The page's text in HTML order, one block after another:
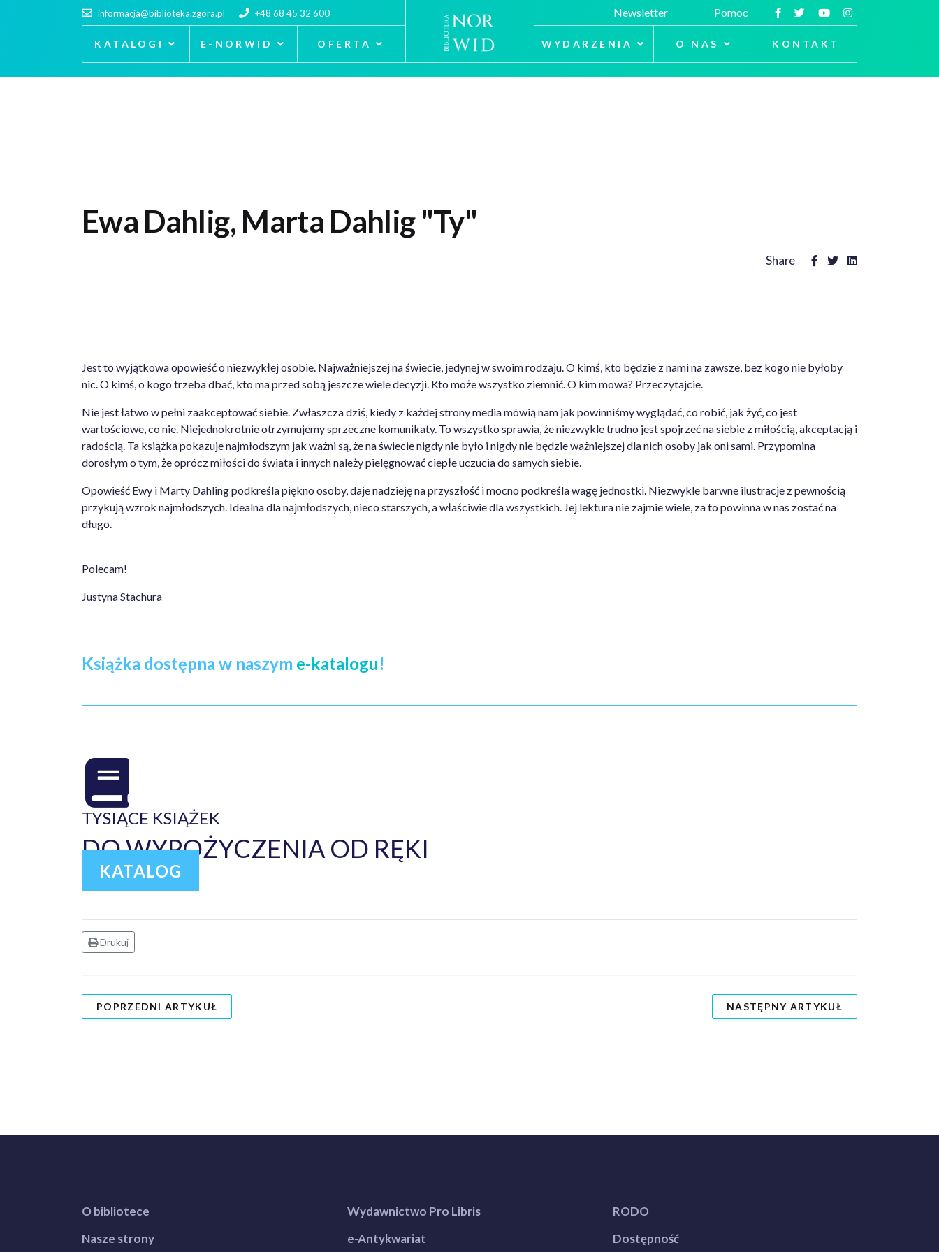
informacja@biblioteka.zgora.pl +48 68 45 32 600
KATALOGI E-NORWID OFERTA
Newsletter Pomoc
WYDARZENIA O NAS KONTAKT
Ewa Dahlig, Marta Dahlig "Ty"
Share
Jest to wyjątkowa opowieść o niezwykłej osobie. Najważniejszej na świecie, jedynej w swoim rodzaju. O kimś, kto będzie z nami na zawsze, bez kogo nie byłoby
nic. O kimś, o kogo trzeba dbać, kto ma przed sobą jeszcze wiele decyzji. Kto może wszystko ziemnić. O kim mowa? Przeczytajcie.
Nie jest łatwo w pełni zaakceptować siebie. Zwłaszcza dziś, kiedy z każdej strony media mówią nam jak powinniśmy wyglądać, co robić, jak żyć, co jest
wartościowe, co nie. Niejednokrotnie otrzymujemy sprzeczne komunikaty. To wszystko sprawia, że niezwykle trudno jest spojrzeć na siebie z miłością, akceptacją i
radością. Ta książka pokazuje najmłodszym jak ważni są, że na świecie nigdy nie było i nigdy nie będzie ważniejszej dla nich osoby jak oni sami. Przypomina
dorosłym o tym, że oprócz miłości do świata i innych należy pielęgnować ciepłe uczucia do samych siebie.
Opowieść Ewy i Marty Dahling podkreśla piękno osoby, daje nadzieję na przyszłość i mocno podkreśla wagę jednostki. Niezwykle barwne ilustracje z pewnością
przykują wzrok najmłodszych. Idealna dla najmłodszych, nieco starszych, a właściwie dla wszystkich. Jej lektura nie zajmie wiele, za to powinna w nas zostać na
długo.
Polecam!
Justyna Stachura
Książka dostępna w naszym e-katalogu!
TYSIĄCE KSIĄŻEK
DO WYPOŻYCZENIA OD RĘKI
KATALOG
Drukuj
POPRZEDNI ARTYKUŁ NASTĘPNY ARTYKUŁ
O bibliotece
Nasze strony
Wydawnictwo Pro Libris
e-Antykwariat
RODO
Dostępność